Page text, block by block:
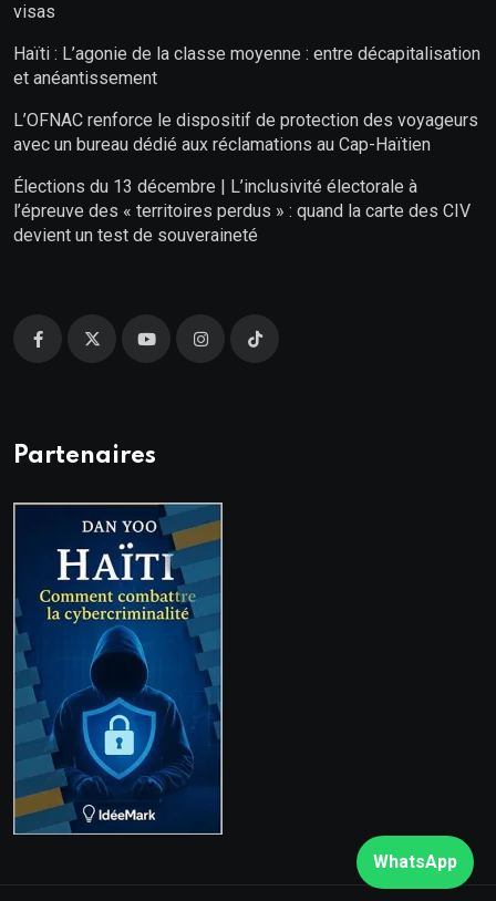
WhatsApp
visas
Haïti : L’agonie de la classe moyenne : entre décapitalisation
et anéantissement
L’OFNAC renforce le dispositif de protection des voyageurs
avec un bureau dédié aux réclamations au Cap-Haïtien
Élections du 13 décembre | L’inclusivité électorale à
l’épreuve des « territoires perdus » : quand la carte des CIV
devient un test de souveraineté
Partenaires